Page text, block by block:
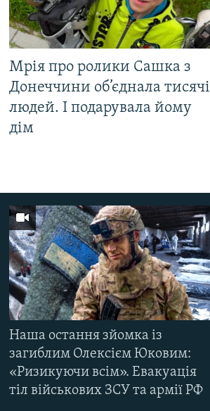
Мрія про ролики Сашка з
Донеччини об’єднала тисячі
людей. І подарувала йому
дім
Наша остання зйомка із
загиблим Олексієм Юковим:
«Ризикуючи всім». Евакуація
тіл військових ЗСУ та армії РФ